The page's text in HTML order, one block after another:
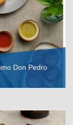
Don Pedro